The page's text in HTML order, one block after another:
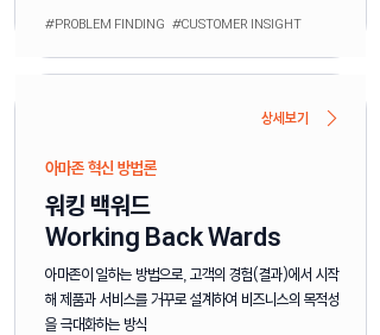
#PROBLEM FINDING #CUSTOMER INSIGHT
상세보기
아마존 혁신 방법론
​워킹 백워드
Working Back Wards
아마존이 일하는 방법으로, 고객의 경험(결과)에서 시작
해 제품과 서비스를 거꾸로 설계하여 비즈니스의 목적성
을 극대화하는 방식